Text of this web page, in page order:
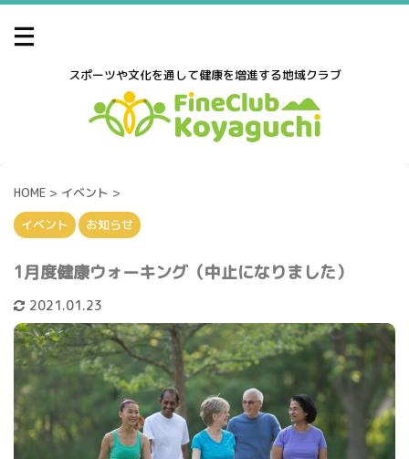
スポーツや文化を通して健康を増進する地域クラブ
HOME > イベント >
イベント
お知らせ
1月度健康ウォーキング（中止になりました）
2021.01.23